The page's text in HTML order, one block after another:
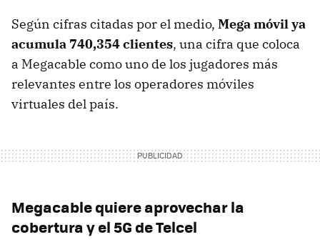
Según cifras citadas por el medio, Mega móvil ya
acumula 740,354 clientes, una cifra que coloca
a Megacable como uno de los jugadores más
relevantes entre los operadores móviles
virtuales del país.
Megacable quiere aprovechar la
cobertura y el 5G de Telcel